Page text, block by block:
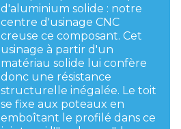
d'aluminium solide : notre
centre d'usinage CNC
creuse ce composant. Cet
usinage à partir d'un
matériau solide lui confère
donc une résistance
structurelle inégalée. Le toit
se fixe aux poteaux en
emboîtant le profilé dans ce